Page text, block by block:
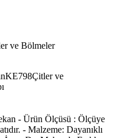
ve Bölmeler
KE798Çitler ve
- Ürün Ölçüsü : Ölçüye
- Malzeme: Dayanıklı